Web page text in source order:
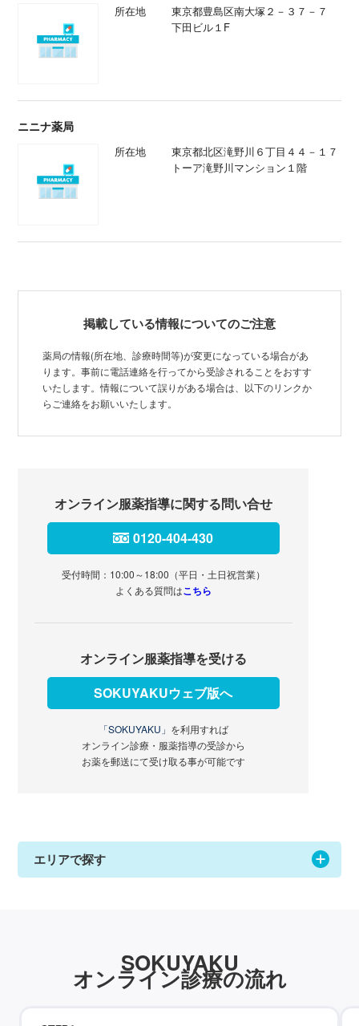
所在地
東京都豊島区南大塚２－３７－７
下田ビル１F
ニニナ薬局
所在地
東京都北区滝野川６丁目４４－１７
トーア滝野川マンション１階
掲載している情報についてのご注意
薬局の情報(所在地、診療時間等)が変更になっている場合があ
ります。事前に電話連絡を行ってから受診されることをおすす
いたします。情報について誤りがある場合は、以下のリンクか
らご連絡をお願いいたします。
オンライン服薬指導に関する問い合せ
0120-404-430
受付時間：10:00～18:00（平日・土日祝営業）
よくある質問はこちら
オンライン服薬指導を受ける
SOKUYAKUウェブ版へ
「SOKUYAKU」 を利用すれば
オンライン診療・服薬指導の受診から
お薬を郵送にて受け取る事が可能です
エリアで探す
SOKUYAKU
オンライン診療の流れ